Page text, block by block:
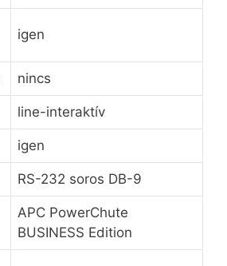
igen
nincs
line-interaktív
igen
RS-232 soros DB-9
APC PowerChute
BUSINESS Edition